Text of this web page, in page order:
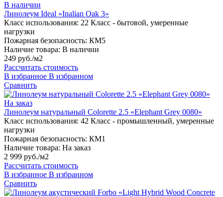
В наличии
Линолеум Ideal «Inalian Oak 3»
Класс использования: 22 Класс - бытовой, умеренные
нагрузки
Пожарная безопасность: КМ5
Наличие товара: В наличии
249 руб./м2
Рассчитать стоимость
В избранное В избранном
Сравнить
На заказ
Линолеум натуральный Colorette 2.5 «Elephant Grey 0080»
Класс использования: 42 Класс - промышленный, умеренные
нагрузки
Пожарная безопасность: КМ1
Наличие товара: На заказ
2 999 руб./м2
Рассчитать стоимость
В избранное В избранном
Сравнить